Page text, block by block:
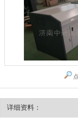
详细资料：